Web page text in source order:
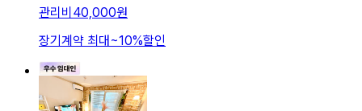
관리비 40,000원
장기계약 최대 ~10%할인